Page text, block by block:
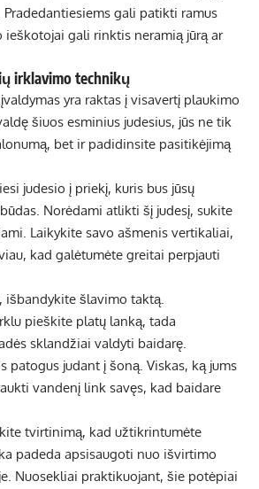
Pradedantiesiems gali patikti ramus
ieškotojai gali rinktis neramią jūrą ar
irklavimo technikų
yra raktas į visavertį plaukimo
šiuos esminius judesius, jūs ne tik
bet ir padidinsite pasitikėjimą
judesio į priekį, kuris bus jūsų
Norėdami atlikti šį judesį, sukite
Laikykite savo ašmenis vertikaliai,
kad galėtumėte greitai perpjauti
išbandykite šlavimo taktą.
pieškite platų lanką, tada
sklandžiai valdyti baidarę.
patogus judant į šoną. Viskas, ką jums
vandenį link savęs, kad baidare
tvirtinimą, kad užtikrintumėte
padeda apsisaugoti nuo išvirtimo
Nuosekliai praktikuojant, šie potėpiai